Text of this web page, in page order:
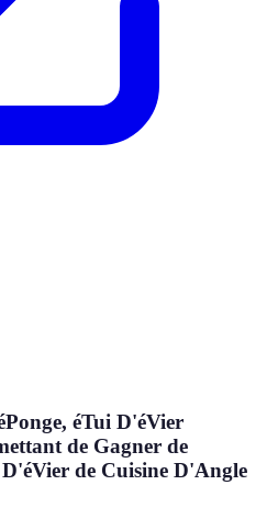
éTui D'éVier
de Gagner de
de Cuisine D'Angle